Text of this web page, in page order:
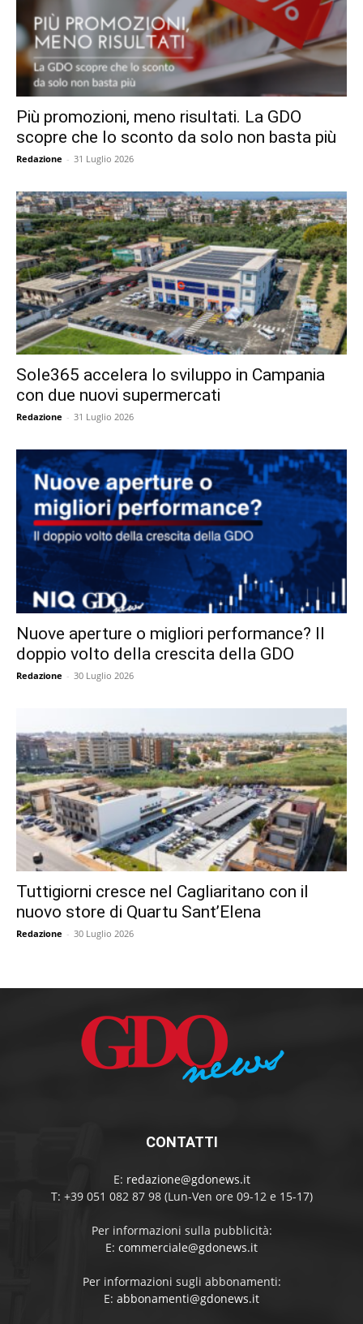
Più promozioni, meno risultati. La GDO
scopre che lo sconto da solo non basta più
Redazione - 31 Luglio 2026
Sole365 accelera lo sviluppo in Campania
con due nuovi supermercati
Redazione - 31 Luglio 2026
Nuove aperture o migliori performance? Il
doppio volto della crescita della GDO
Redazione - 30 Luglio 2026
Tuttigiorni cresce nel Cagliaritano con il
nuovo store di Quartu Sant’Elena
Redazione - 30 Luglio 2026
CONTATTI
E: redazione@gdonews.it
T: +39 051 082 87 98 (Lun-Ven ore 09-12 e 15-17)
Per informazioni sulla pubblicità:
E: commerciale@gdonews.it
Per informazioni sugli abbonamenti:
E: abbonamenti@gdonews.it